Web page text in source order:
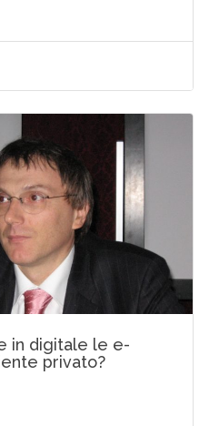
in digitale le e-
privato?